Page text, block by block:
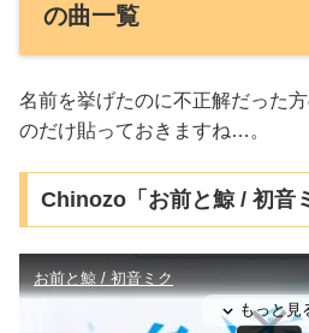
の曲一覧
名前を挙げたのに不正解だった
のだけ貼っておきますね…。
Chinozo「お前と鯨 / 初音